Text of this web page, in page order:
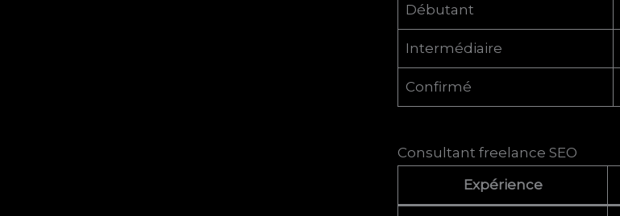
Débutant
Intermédiaire
Confirmé
Consultant freelance SEO
Expérience